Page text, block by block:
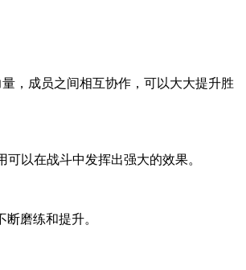
，成员之间相互协作，可以大大提升胜
以在战斗中发挥出强大的效果。
磨练和提升。